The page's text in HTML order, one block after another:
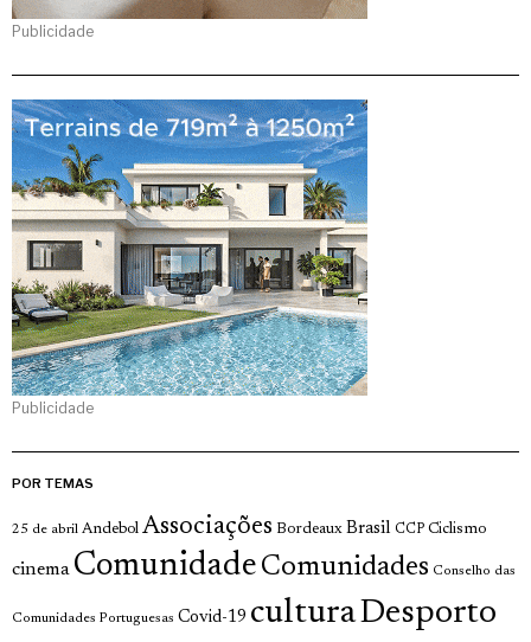
Publicidade
Publicidade
POR TEMAS
25 de abril Andebol Associações Bordeaux Brasil CCP Ciclismo
cinema Comunidade Comunidades Conselho das
Comunidades Portuguesas Covid-19 culturaDesporto